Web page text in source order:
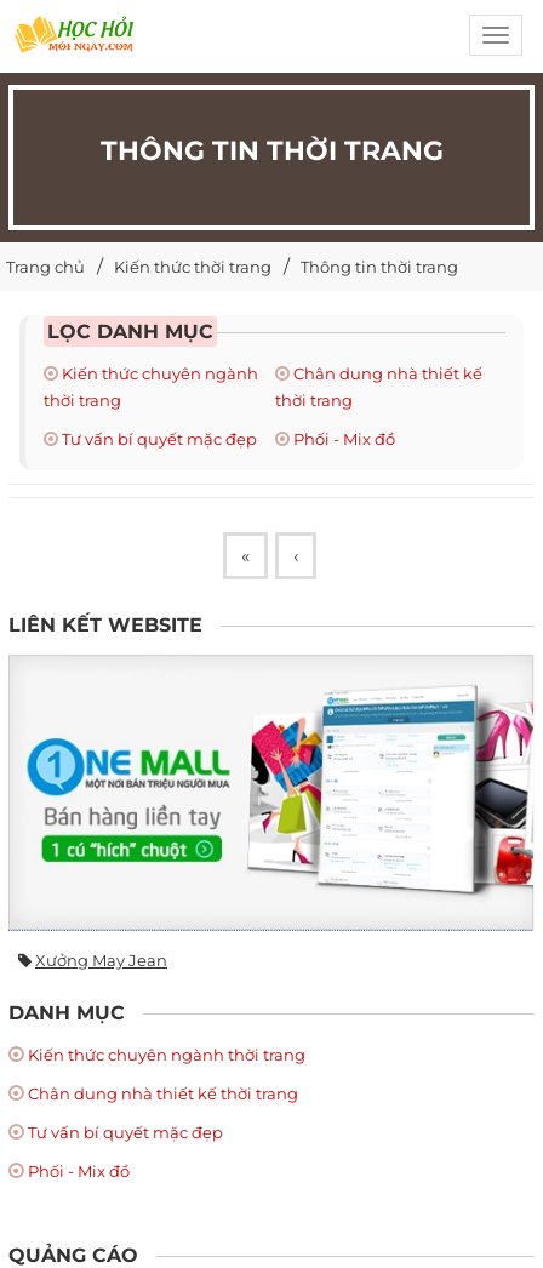
THÔNG TIN THỜI TRANG
Trang chủ Kiến thức thời trang Thông tin thời trang
LỌC DANH MỤC
Kiến thức chuyên ngành
thời trang
Chân dung nhà thiết kế
thời trang
Tư vấn bí quyết mặc đẹp
Phối - Mix đồ
« ‹
LIÊN KẾT WEBSITE
Xưởng May Jean
DANH MỤC
Kiến thức chuyên ngành thời trang
Chân dung nhà thiết kế thời trang
Tư vấn bí quyết mặc đẹp
Phối - Mix đồ
QUẢNG CÁO